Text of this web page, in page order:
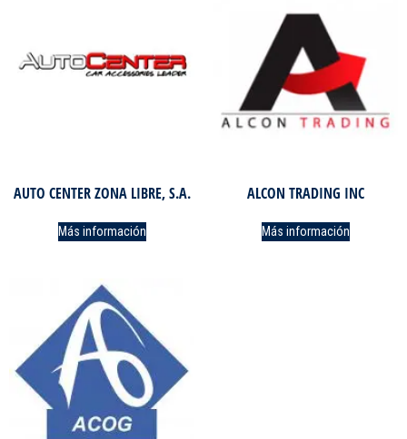
AUTO CENTER ZONA LIBRE, S.A.
Más información
ALCON TRADING INC
Más información